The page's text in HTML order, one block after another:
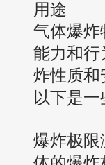
用途
气体爆炸
能力和行
炸性质和
以下是
爆炸极限